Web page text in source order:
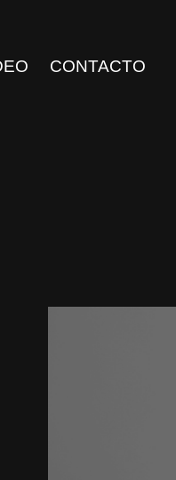
CONTACTO